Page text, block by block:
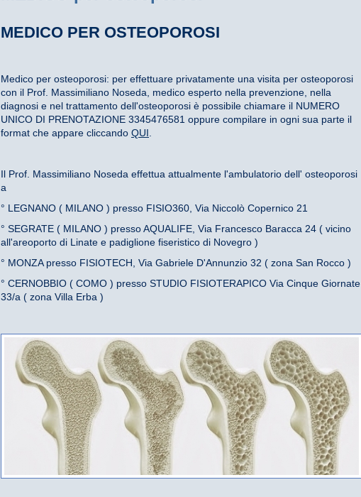
MEDICO PER OSTEOPOROSI
Medico per osteoporosi: per effettuare privatamente una visita per osteoporosi
con il Prof. Massimiliano Noseda, medico esperto nella prevenzione, nella
diagnosi e nel trattamento dell'osteoporosi è possibile chiamare il NUMERO
UNICO DI PRENOTAZIONE 3345476581 oppure compilare in ogni sua parte il
format che appare cliccando QUI
Il Prof. Massimiliano Noseda effettua attualmente l'ambulatorio dell' osteoporosi
a
° LEGNANO ( MILANO ) presso FISIO360, Via Niccolò Copernico 21
° SEGRATE ( MILANO ) presso AQUALIFE, Via Francesco Baracca 24 ( vicino
all'areoporto di Linate e padiglione fiseristico di Novegro )
° MONZA presso FISIOTECH, Via Gabriele D'Annunzio 32 ( zona San Rocco )
° CERNOBBIO ( COMO ) presso STUDIO FISIOTERAPICO Via Cinque Giornate
33/a ( zona Villa Erba )